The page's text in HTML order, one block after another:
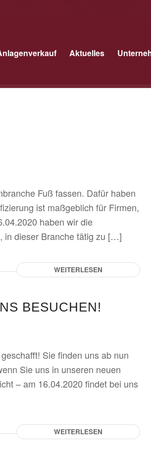
Aktuelles
Fuß fassen. Dafür haben
ist maßgeblich für Firmen,
haben wir die
in dieser Branche tätig zu […]
WEITERLESEN
BESUCHEN!
Sie finden uns ab nun
Sie uns in unseren neuen
– am 16.04.2020 findet bei uns
WEITERLESEN